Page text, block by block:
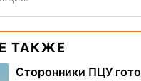
ТАКЖЕ
Сторонники ПЦУ